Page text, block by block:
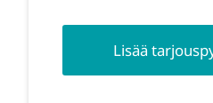
Lisää